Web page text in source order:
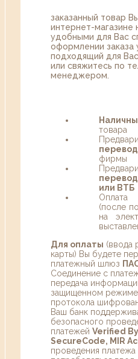
заказанный товар
интернет-магазине
удобными для Вас
оформлении заказа
подходящий для
или свяжитесь по
менеджером.
товара
перевод
фирмы
или ВТБ
Оплата
(после
на
Для оплаты (ввода
карты) Вы будете
платежный шлюз
Соединение с
передача
защищенном режиме
протокола
Ваш банк
безопасного
платежей Verified
SecureCode, MIR
проведения